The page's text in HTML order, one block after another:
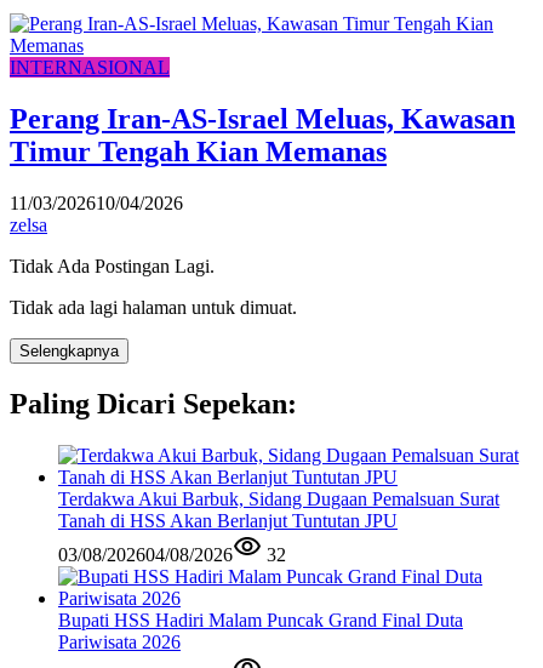
INTERNASIONAL
Perang Iran-AS-Israel Meluas, Kawasan
Timur Tengah Kian Memanas
11/03/202610/04/2026
zelsa
Tidak Ada Postingan Lagi.
Tidak ada lagi halaman untuk dimuat.
Selengkapnya
Paling Dicari Sepekan:
Terdakwa Akui Barbuk, Sidang Dugaan Pemalsuan Surat
Tanah di HSS Akan Berlanjut Tuntutan JPU
03/08/202604/08/2026 32
Bupati HSS Hadiri Malam Puncak Grand Final Duta
Pariwisata 2026